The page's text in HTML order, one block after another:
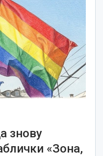
знову
«Зона,